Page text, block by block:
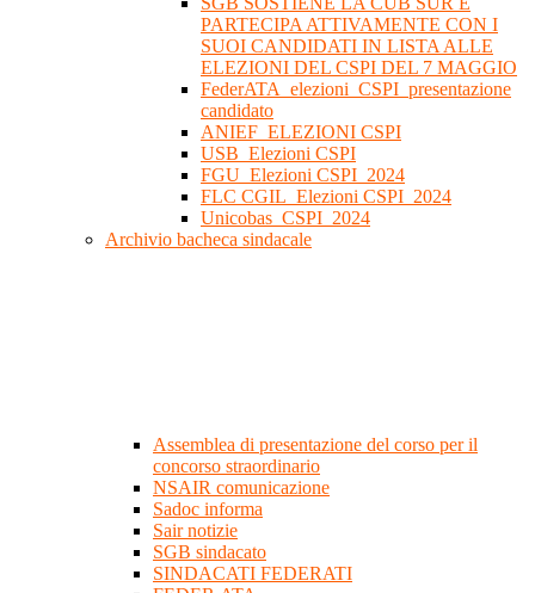
PARTECIPA ATTIVAMENTE CON I
SUOI CANDIDATI IN LISTA ALLE
ELEZIONI DEL CSPI DEL 7 MAGGIO
FederATA_elezioni_CSPI_presentazione
candidato
ANIEF_ELEZIONI CSPI
USB_Elezioni CSPI
FGU_Elezioni CSPI_2024
FLC CGIL_Elezioni CSPI_2024
Unicobas_CSPI_2024
Archivio bacheca sindacale
Assemblea di presentazione del corso per il
concorso straordinario
NSAIR comunicazione
Sadoc informa
Sair notizie
SGB sindacato
SINDACATI FEDERATI